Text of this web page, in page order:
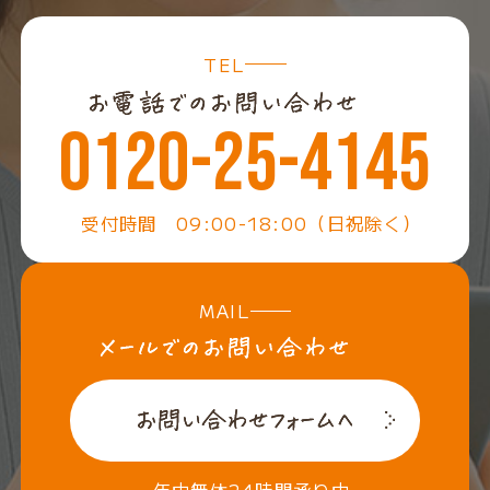
TEL
0120-25-4145
受付時間 09:00-18:00（日祝除く）
MAIL